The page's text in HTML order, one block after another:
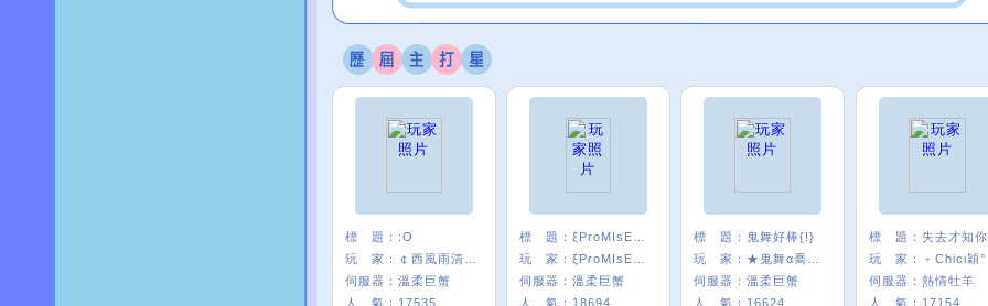
標 題： :O
玩 家：
伺服器： 溫柔巨蟹
人 氣： 17535
標 題：
玩 家：
伺服器： 溫柔巨蟹
人 氣： 18694
標 題：
鬼舞好棒{!}
玩 家：
伺服器： 溫柔巨蟹
人 氣： 16624
標 題：
玩 家：
﹢Chicι穎°
伺服器： 熱情牡羊
人 氣： 17154